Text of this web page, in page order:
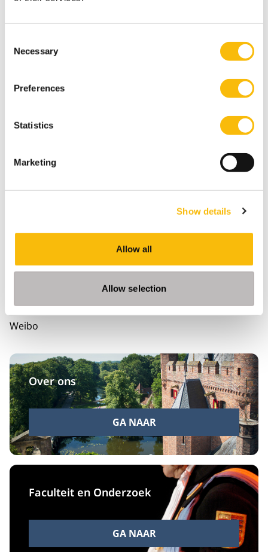
Selection
Necessary
Preferences
Statistics
Marketing
Show details
Allow all
Allow selection
toezichthouders bij deze uitdagingen.
Nyenrode deelt kennis met nieuwsgierige
voor al het Nyenrodenieuws.
Instagram
YouTube
Weibo
Over ons
GA NAAR
Faculteit en Onderzoek
GA NAAR